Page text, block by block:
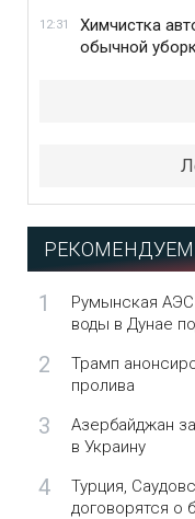
12:31
Химчистка
обычной
РЕКОМЕНДУЕМ
1
Румынская АЭС
воды в Дунае
2
Трамп
пролива
3
Азербайджан
в Украину
4
Турция,
договорятся о